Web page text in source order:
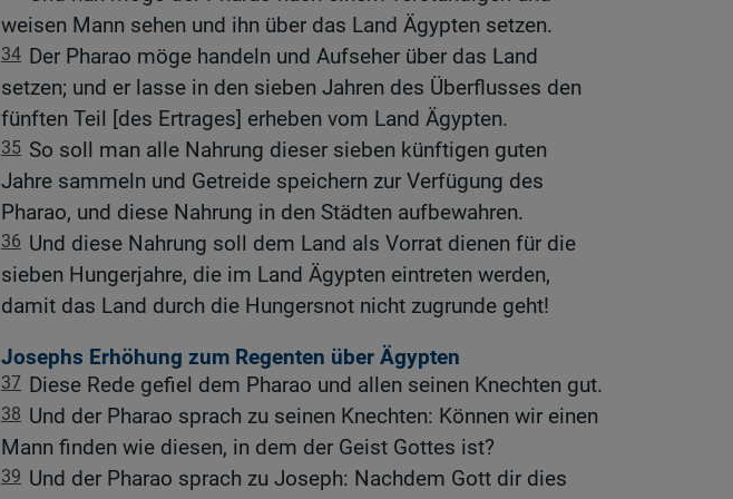
weisen Mann sehen und ihn über das Land Ägypten setzen.
34 Der Pharao möge handeln und Aufseher über das Land
setzen; und er lasse in den sieben Jahren des Überflusses den
fünften Teil [des Ertrages] erheben vom Land Ägypten.
35 So soll man alle Nahrung dieser sieben künftigen guten
Jahre sammeln und Getreide speichern zur Verfügung des
Pharao, und diese Nahrung in den Städten aufbewahren.
36 Und diese Nahrung soll dem Land als Vorrat dienen für die
sieben Hungerjahre, die im Land Ägypten eintreten werden,
damit das Land durch die Hungersnot nicht zugrunde geht!
Josephs Erhöhung zum Regenten über Ägypten
37 Diese Rede gefiel dem Pharao und allen seinen Knechten gut.
38 Und der Pharao sprach zu seinen Knechten: Können wir einen
Mann finden wie diesen, in dem der Geist Gottes ist?
39 Und der Pharao sprach zu Joseph: Nachdem Gott dir dies